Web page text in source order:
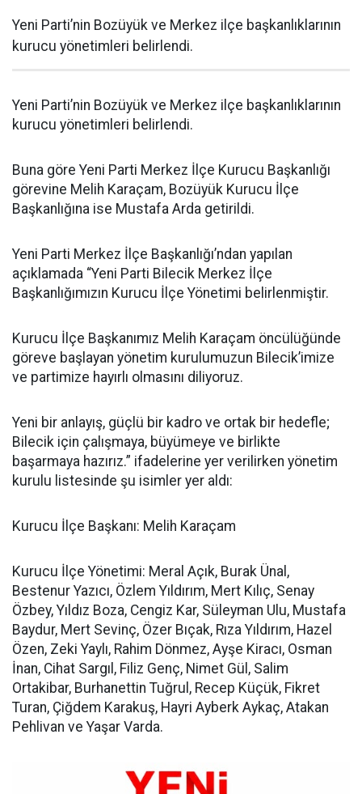
Yeni Parti’nin Bozüyük ve Merkez ilçe başkanlıklarının
kurucu yönetimleri belirlendi.
Yeni Parti’nin Bozüyük ve Merkez ilçe başkanlıklarının
kurucu yönetimleri belirlendi.
Buna göre Yeni Parti Merkez İlçe Kurucu Başkanlığı
görevine Melih Karaçam, Bozüyük Kurucu İlçe
Başkanlığına ise Mustafa Arda getirildi.
Yeni Parti Merkez İlçe Başkanlığı’ndan yapılan
açıklamada “Yeni Parti Bilecik Merkez İlçe
Başkanlığımızın Kurucu İlçe Yönetimi belirlenmiştir.
Kurucu İlçe Başkanımız Melih Karaçam öncülüğünde
göreve başlayan yönetim kurulumuzun Bilecik’imize
ve partimize hayırlı olmasını diliyoruz.
Yeni bir anlayış, güçlü bir kadro ve ortak bir hedefle;
Bilecik için çalışmaya, büyümeye ve birlikte
başarmaya hazırız.” ifadelerine yer verilirken yönetim
kurulu listesinde şu isimler yer aldı:
Kurucu İlçe Başkanı: Melih Karaçam
Kurucu İlçe Yönetimi: Meral Açık, Burak Ünal,
Bestenur Yazıcı, Özlem Yıldırım, Mert Kılıç, Senay
Özbey, Yıldız Boza, Cengiz Kar, Süleyman Ulu, Mustafa
Baydur, Mert Sevinç, Özer Bıçak, Rıza Yıldırım, Hazel
Özen, Zeki Yaylı, Rahim Dönmez, Ayşe Kiracı, Osman
İnan, Cihat Sargıl, Filiz Genç, Nimet Gül, Salim
Ortakibar, Burhanettin Tuğrul, Recep Küçük, Fikret
Turan, Çiğdem Karakuş, Hayri Ayberk Aykaç, Atakan
Pehlivan ve Yaşar Varda.